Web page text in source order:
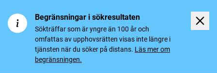
Begränsningar i sökresultaten
Sökträffar som är yngre än 100 år och
omfattas av upphovsrätten visas inte längre i
tjänsten när du söker på distans. Läs mer om
begränsningen.